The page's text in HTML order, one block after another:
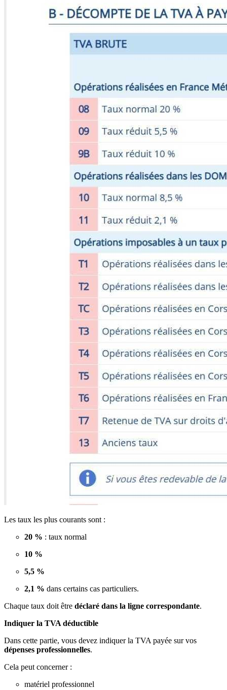
Les taux les plus courants sont :
20 % : taux normal
10 %
5,5 %
2,1 % dans certains cas particuliers.
Chaque taux doit être déclaré dans la ligne correspondante.
Indiquer la TVA déductible
Dans cette partie, vous devez indiquer la TVA payée sur vos
dépenses professionnelles.
Cela peut concerner :
matériel professionnel